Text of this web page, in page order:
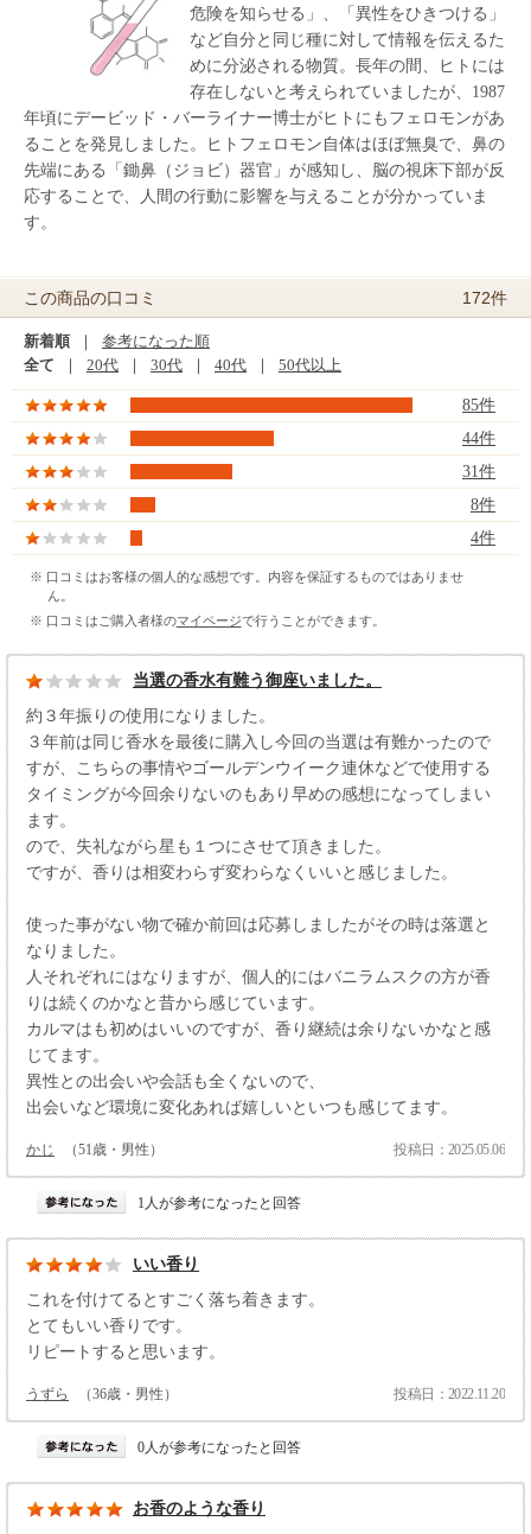
危険を知らせる」、「異性をひきつける」
など自分と同じ種に対して情報を伝えるた
めに分泌される物質。長年の間、ヒトには
存在しないと考えられていましたが、1987
年頃にデービッド・バーライナー博士がヒトにもフェロモンがあ
ることを発見しました。ヒトフェロモン自体はほぼ無臭で、鼻の
先端にある「鋤鼻（ジョビ）器官」が感知し、脳の視床下部が反
応することで、人間の行動に影響を与えることが分かっていま
す。
この商品の口コミ 172件
新着順｜ 参考になった順
全て ｜ 20代 ｜ 30代 ｜ 40代 ｜ 50代以上
85件
44件
31件
8件
4件
※ 口コミはお客様の個人的な感想です。内容を保証するものではありませ
ん。
※ 口コミはご購入者様のマイページで行うことができます。
当選の香水有難う御座いました。
約３年振りの使用になりました。
３年前は同じ香水を最後に購入し今回の当選は有難かったので
すが、こちらの事情やゴールデンウイーク連休などで使用する
タイミングが今回余りないのもあり早めの感想になってしまい
ます。
ので、失礼ながら星も１つにさせて頂きました。
ですが、香りは相変わらず変わらなくいいと感じました。
使った事がない物で確か前回は応募しましたがその時は落選と
なりました。
人それぞれにはなりますが、個人的にはバニラムスクの方が香
りは続くのかなと昔から感じています。
カルマはも初めはいいのですが、香り継続は余りないかなと感
じてます。
異性との出会いや会話も全くないので、
出会いなど環境に変化あれば嬉しいといつも感じてます。
かじ （51歳・男性） 投稿日：2025.05.06
1人が参考になったと回答
いい香り
これを付けてるとすごく落ち着きます。
とてもいい香りです。
リピートすると思います。
うずら （36歳・男性） 投稿日：2022.11.20
0人が参考になったと回答
お香のような香り